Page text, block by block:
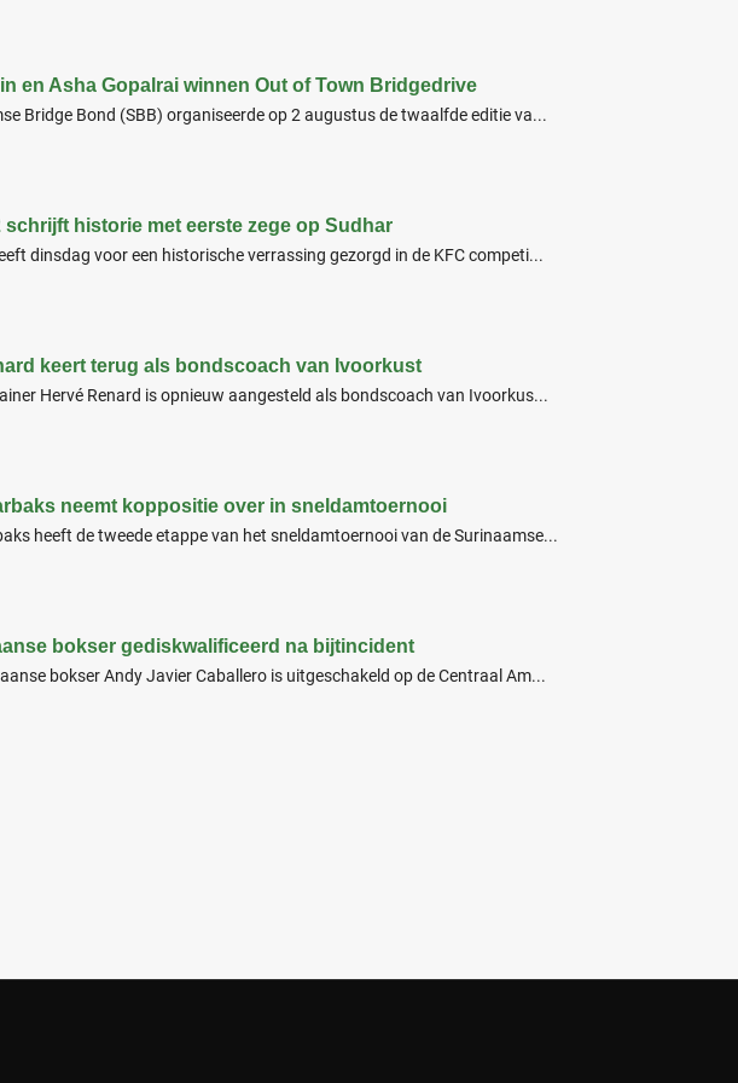
en Asha Gopalrai winnen Out of Town Bridgedrive
Bridge Bond (SBB) organiseerde op 2 augustus de twaalfde editie va...
schrijft historie met eerste zege op Sudhar
dinsdag voor een historische verrassing gezorgd in de KFC competi...
keert terug als bondscoach van Ivoorkust
Hervé Renard is opnieuw aangesteld als bondscoach van Ivoorkus...
neemt koppositie over in sneldamtoernooi
heeft de tweede etappe van het sneldamtoernooi van de Surinaamse...
bokser gediskwalificeerd na bijtincident
bokser Andy Javier Caballero is uitgeschakeld op de Centraal Am...